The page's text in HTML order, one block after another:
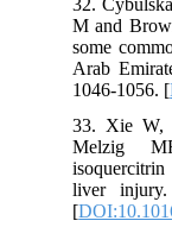
M and
some
Arab
1046-
33. Xie
Melzig
liver
[